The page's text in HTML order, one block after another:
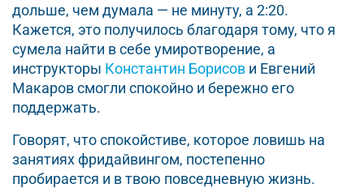
дольше, чем думала — не минуту, а 2:20.
Кажется, это получилось благодаря тому, что я
сумела найти в себе умиротворение, а
инструкторы Константин Борисов и Евгений
Макаров смогли спокойно и бережно его
поддержать.
Говорят, что спокойстиве, которое ловишь на
занятиях фридайвингом, постепенно
пробирается и в твою повседневную жизнь.